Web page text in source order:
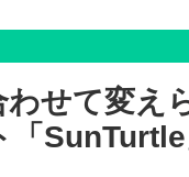
せて変え
「